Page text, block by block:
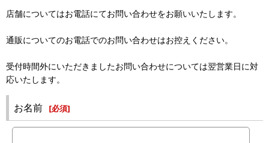
店舗についてはお電話にてお問い合わせをお願いいたします。
通販についてのお電話でのお問い合わせはお控えください。
受付時間外にいただきましたお問い合わせについては翌営業日に対
応いたします。
お名前 [必須]